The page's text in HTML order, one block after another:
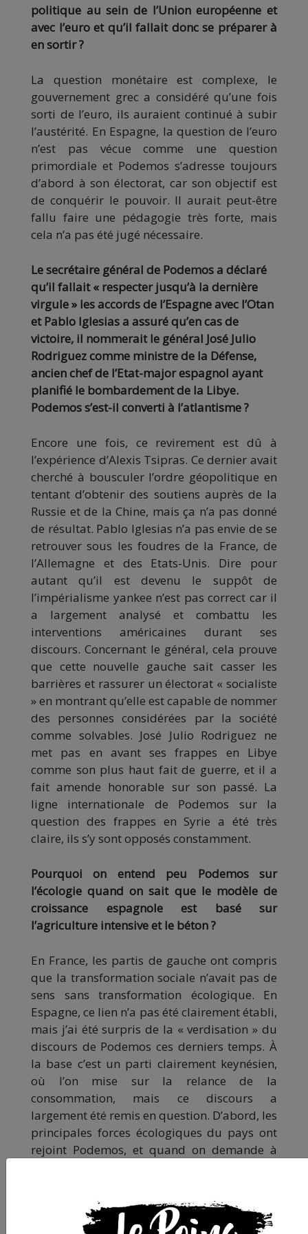
politique au sein de l’Union européenne et
avec l’euro et qu’il fallait donc se préparer à
en sortir ?
La question monétaire est complexe, le
gouvernement grec a considéré qu’une fois
sorti de l’euro, ils auraient continué à subir
l’austérité. En Espagne, la question de l’euro
n’est pas vécue comme une question
primordiale et Podemos s’adresse toujours
d’abord à son électorat, car son objectif est
de conquérir le pouvoir. Il aurait peut-être
fallu faire une pédagogie très forte, mais
cela n’a pas été jugé nécessaire.
Le secrétaire général de Podemos a déclaré
qu’il fallait « respecter jusqu’à la dernière
virgule » les accords de l’Espagne avec l’Otan
et Pablo Iglesias a assuré qu’en cas de
victoire, il nommerait le général José Julio
Rodriguez comme ministre de la Défense,
ancien chef de l’Etat-major espagnol ayant
planifié le bombardement de la Libye.
Podemos s’est-il converti à l’atlantisme ?
Encore une fois, ce revirement est dû à
l’expérience d’Alexis Tsipras. Ce dernier avait
cherché à bousculer l’ordre géopolitique en
tentant d’obtenir des soutiens auprès de la
Russie et de la Chine, mais ça n’a pas donné
de résultat. Pablo Iglesias n’a pas envie de se
retrouver sous les foudres de la France, de
l’Allemagne et des Etats-Unis. Dire pour
autant qu’il est devenu le suppôt de
l’impérialisme yankee n’est pas correct car il
a largement analysé et combattu les
interventions américaines durant ses
discours. Concernant le général, cela prouve
que cette nouvelle gauche sait casser les
barrières et rassurer un électorat « socialiste
» en montrant qu’elle est capable de nommer
des personnes considérées par la société
comme solvables. José Julio Rodriguez ne
met pas en avant ses frappes en Libye
comme son plus haut fait de guerre, et il a
fait amende honorable sur son passé. La
ligne internationale de Podemos sur la
question des frappes en Syrie a été très
claire, ils s’y sont opposés constamment.
Pourquoi on entend peu Podemos sur
l’écologie quand on sait que le modèle de
croissance espagnole est basé sur
l’agriculture intensive et le béton ?
En France, les partis de gauche ont compris
que la transformation sociale n’avait pas de
sens sans transformation écologique. En
Espagne, ce lien n’a pas été clairement établi,
mais j’ai été surpris de la « verdisation » du
discours de Podemos ces derniers temps. À
la base c’est un parti clairement keynésien,
où l’on mise sur la relance de la
consommation, mais ce discours a
largement été remis en question. D’abord, les
principales forces écologiques du pays ont
rejoint Podemos, et quand on demande à
locatives et la transition énergétique. Il a
répété pendant toute la campagne que